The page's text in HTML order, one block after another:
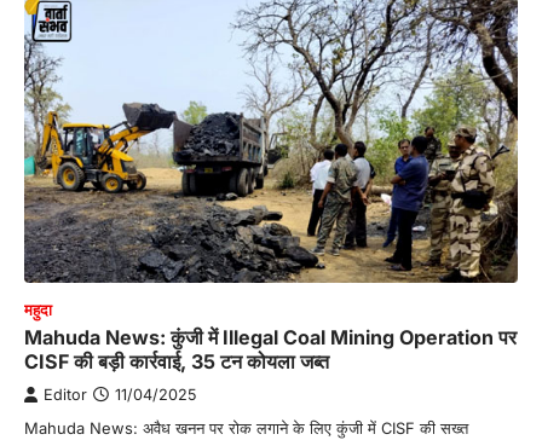
महुदा
Mahuda News: कुंजी में Illegal Coal Mining Operation पर
CISF की बड़ी कार्रवाई, 35 टन कोयला जब्त
Editor 11/04/2025
Mahuda News: अवैध खनन पर रोक लगाने के लिए कुंजी में CISF की सख्त